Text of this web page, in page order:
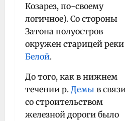
Козарез, по-своему
логичное). Со стороны
Затона полуостров
окружен старицей реки
Белой.
До того, как в нижнем
течении р. Демы в
со строительством
железной дороги было